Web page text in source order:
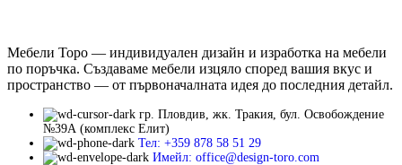
Мебели Торо — индивидуален дизайн и изработка на мебели
по поръчка. Създаваме мебели изцяло според вашия вкус и
пространство — от първоначалната идея до последния детайл.
гр. Пловдив, жк. Тракия, бул. Освобождение
№39А (комплекс Елит)
Тел: +359 878 58 51 29
Имейл: office@design-toro.com